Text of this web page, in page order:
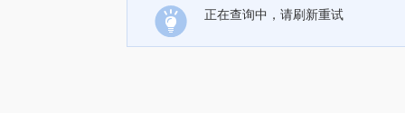
正在查询中，请刷新重试